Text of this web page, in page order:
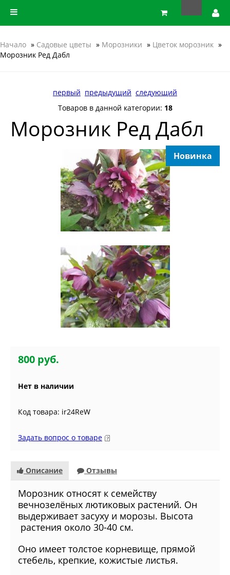
Начало » Садовые цветы » Морозники » Цветок морозник »
Морозник Ред Дабл
первый предыдущий следующий
Товаров в данной категории: 18
Морозник Ред Дабл
Новинка
800 руб.
Нет в наличии
Код товара: ir24ReW
Задать вопрос о товаре
Описание Отзывы
Морозник относят к семейству
вечнозелёных лютиковых растений. Он
выдерживает засуху и морозы. Высота
растения около 30-40 см.
Оно имеет толстое корневище, прямой
стебель, крепкие, кожистые листья.